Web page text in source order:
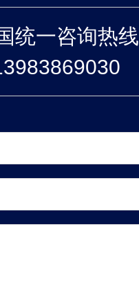
统一咨询热线